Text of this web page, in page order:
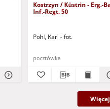
Kostrzyn / Küstrin - Erg.-Batl.
Inf.-Regt. 50
Pohl, Karl - fot.
pocztówka
Więcej